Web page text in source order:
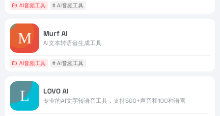
AI音频工具 # AI音频工具
Murf AI
AI文本转语音生成工具
AI音频工具 # AI音频工具
LOVO AI
专业的AI文字转语音工具，支持500+声音和100种语言